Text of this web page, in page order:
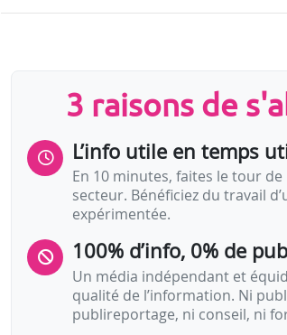
La saison 2017-2018 de Théâtres
3 raisons de
L’info utile en temps
En 10 minutes, faites le tour de
secteur. Bénéficiez du travail
expérimentée.
100% d’info, 0% de
Un média indépendant et
qualité de l’information. Ni
publireportage, ni conseil, ni